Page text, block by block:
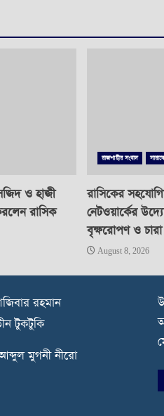
ও হাজী
রাসিক
রাজশাহীর সংবাদ
রাসিকের
নেটওয়ার্কের
বৃক্ষরোপণ ও
August 8, 2026
রহমান
টুকটুকি
মুগনী নীরো